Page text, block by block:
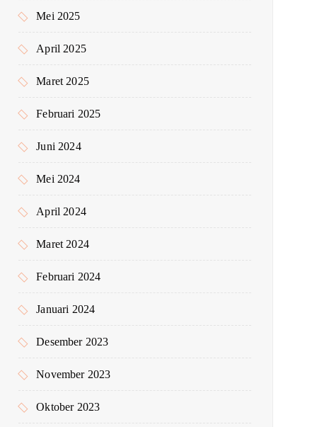
Mei 2025
April 2025
Maret 2025
Februari 2025
Juni 2024
Mei 2024
April 2024
Maret 2024
Februari 2024
Januari 2024
Desember 2023
November 2023
Oktober 2023